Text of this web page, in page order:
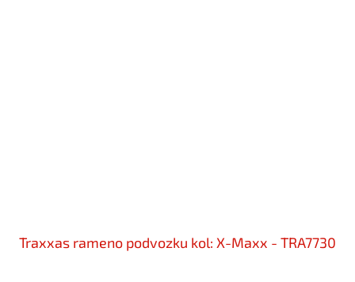
Traxxas rameno podvozku kol: X-Maxx - TRA7730